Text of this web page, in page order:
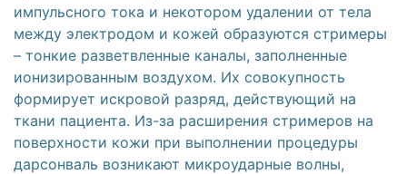
импульсного тока и некотором удалении от тела
между электродом и кожей образуются стримеры
– тонкие разветвленные каналы, заполненные
ионизированным воздухом. Их совокупность
формирует искровой разряд, действующий на
ткани пациента. Из-за расширения стримеров на
поверхности кожи при выполнении процедуры
дарсонваль возникают микроударные волны,